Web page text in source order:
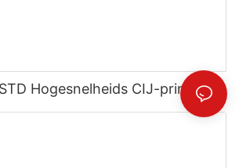
Hogesnelheids CIJ-printer